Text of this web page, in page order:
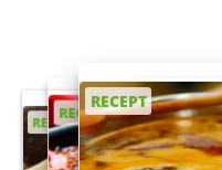
RECEPT
RECEPT
RECEPT
RECEPT